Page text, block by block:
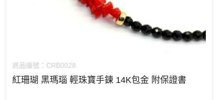
商品編號： CRB0028
紅珊瑚 黑瑪瑙 輕珠寶手鍊 14K包金 附保證書